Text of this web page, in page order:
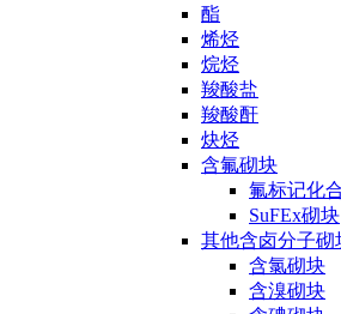
酯
烯烃
烷烃
羧酸盐
羧酸酐
炔烃
含氟砌块
氟标记化
SuFEx砌块
其他含卤分子砌
含氯砌块
含溴砌块